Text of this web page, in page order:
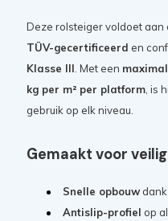
Deze rolsteiger voldoet aan
TÜV-gecertificeerd en
Klasse III . Met een
kg per m² per platform, is
gebruik op elk niveau.
Gemaakt voor
Snelle opbouw
Antislip-profiel op